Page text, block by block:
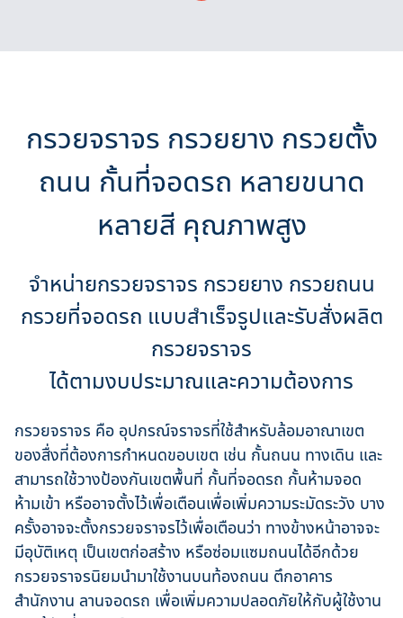
กรวยจราจร กรวยยาง กรวยตั้ง
ถนน กั้นที่จอดรถ หลายขนาด
หลายสี คุณภาพสูง
จำหน่ายกรวยจราจร กรวยยาง กรวยถนน
กรวยที่จอดรถ แบบสำเร็จรูปและรับสั่งผลิต
กรวยจราจร
ได้ตามงบประมาณและความต้องการ
กรวยจราจร คือ อุปกรณ์จราจรที่ใช้สำหรับล้อมอาณาเขต
ของสื่งที่ต้องการกำหนดขอบเขต เช่น กั้นถนน ทางเดิน และ
สามารถใช้วางป้องกันเขตพื้นที่ กั้นที่จอดรถ กั้นห้ามจอด
ห้ามเข้า หรืออาจตั้งไว้เพื่อเตือนเพื่อเพิ่มความระมัดระวัง บาง
ครั้งอาจจะตั้งกรวยจราจรไว้เพื่อเตือนว่า ทางข้างหน้าอาจจะ
มีอุบัติเหตุ เป็นเขตก่อสร้าง หรือซ่อมแซมถนนได้อีกด้วย
กรวยจราจรนิยมนำมาใช้งานบนท้องถนน ตึกอาคาร
สำนักงาน ลานจอดรถ เพื่อเพิ่มความปลอดภัยให้กับผู้ใช้งาน